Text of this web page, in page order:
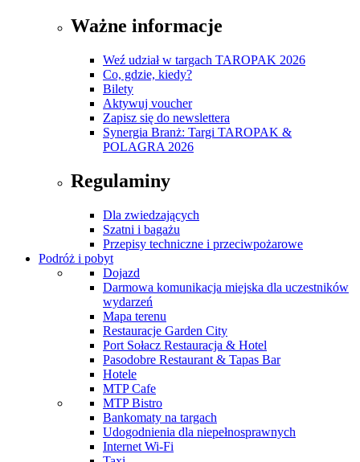
Ważne informacje
Weź udział w targach TAROPAK 2026
Co, gdzie, kiedy?
Bilety
Aktywuj voucher
Zapisz się do newslettera
Synergia Branż: Targi TAROPAK &
POLAGRA 2026
Regulaminy
Dla zwiedzających
Szatni i bagażu
Przepisy techniczne i przeciwpożarowe
Podróż i pobyt
Dojazd
Darmowa komunikacja miejska dla uczestników
wydarzeń
Mapa terenu
Restauracje Garden City
Port Sołacz Restauracja & Hotel
Pasodobre Restaurant & Tapas Bar
Hotele
MTP Cafe
MTP Bistro
Bankomaty na targach
Udogodnienia dla niepełnosprawnych
Internet Wi-Fi